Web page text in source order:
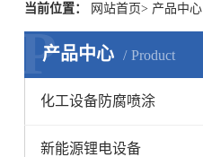
当前位置： 网站首页> 产品中心
产品中心 Product
P
化工设备防腐喷涂
新能源锂电设备